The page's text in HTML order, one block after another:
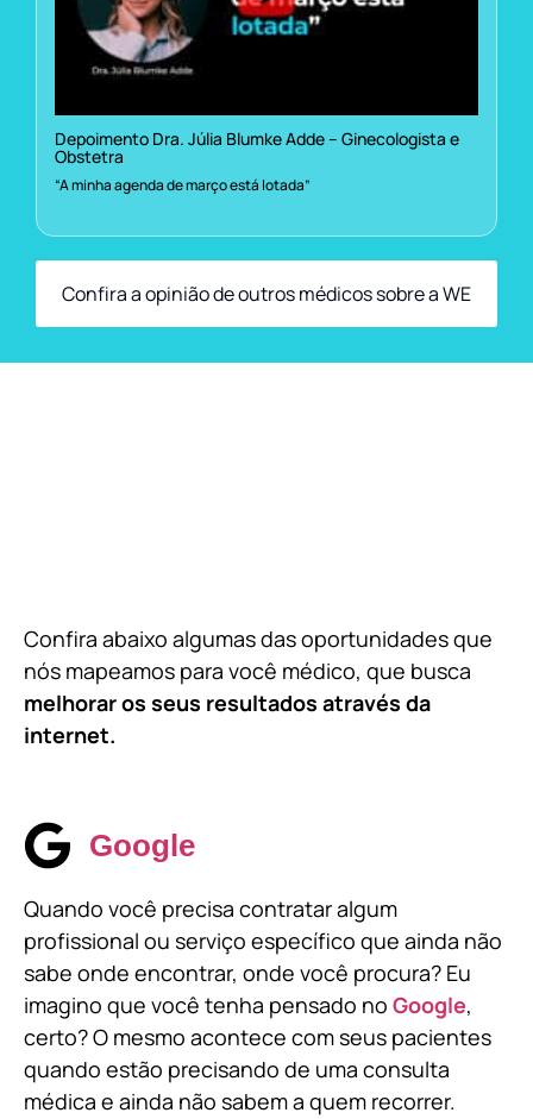
Depoimento Dra. Júlia Blumke Adde – Ginecologista e
Obstetra
“A minha agenda de março está lotada”
Confira a opinião de outros médicos sobre a WE
Confira abaixo algumas das oportunidades que
nós mapeamos para você médico, que busca
melhorar os seus resultados através da
internet.
Google
Quando você precisa contratar algum
profissional ou serviço específico que ainda não
sabe onde encontrar, onde você procura? Eu
imagino que você tenha pensado no Google,
certo? O mesmo acontece com seus pacientes
quando estão precisando de uma consulta
médica e ainda não sabem a quem recorrer.